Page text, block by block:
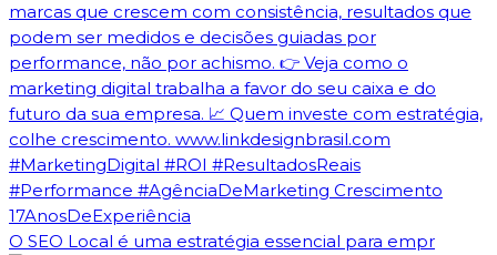
O SEO Local é uma estratégia essencial para empr